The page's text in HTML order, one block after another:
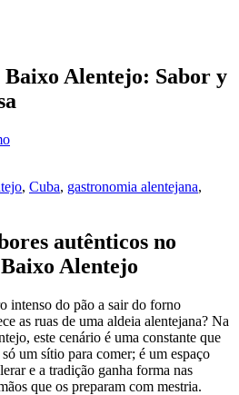
Baixo Alentejo: Sabor y
, Cuba, gastronomia alentejana,
autênticos no
Alentejo
intenso do pão a sair do forno
as ruas de uma aldeia alentejana? Na
este cenário é uma constante que
um sítio para comer; é um espaço
e a tradição ganha forma nas
que os preparam com mestria.